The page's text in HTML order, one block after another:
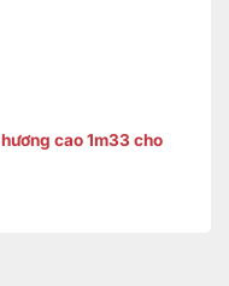
cao 1m33 cho